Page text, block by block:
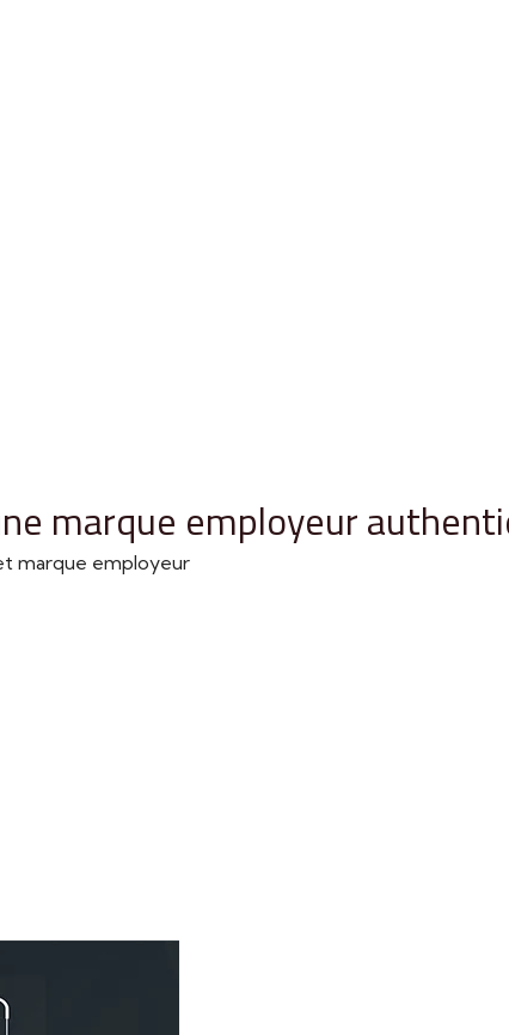
marque employeur
marque employeur